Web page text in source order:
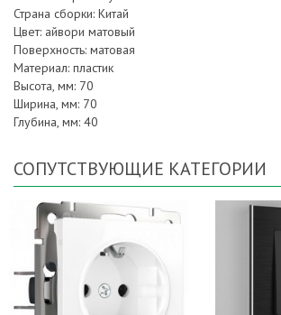
Страна сборки: Китай
Цвет: айвори матовый
Поверхность: матовая
Материал: пластик
Высота, мм: 70
Ширина, мм: 70
Глубина, мм: 40
СОПУТСТВУЮЩИЕ КАТЕГОРИИ